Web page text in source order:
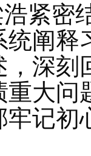
紧密
统阐释
，深刻
重大问
牢记初